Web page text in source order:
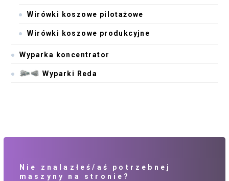
Wirówki koszowe pilotażowe
Wirówki koszowe produkcyjne
Wyparka koncentrator
Wyparki Reda
Nie znalazłeś/aś potrzebnej
maszyny na stronie?